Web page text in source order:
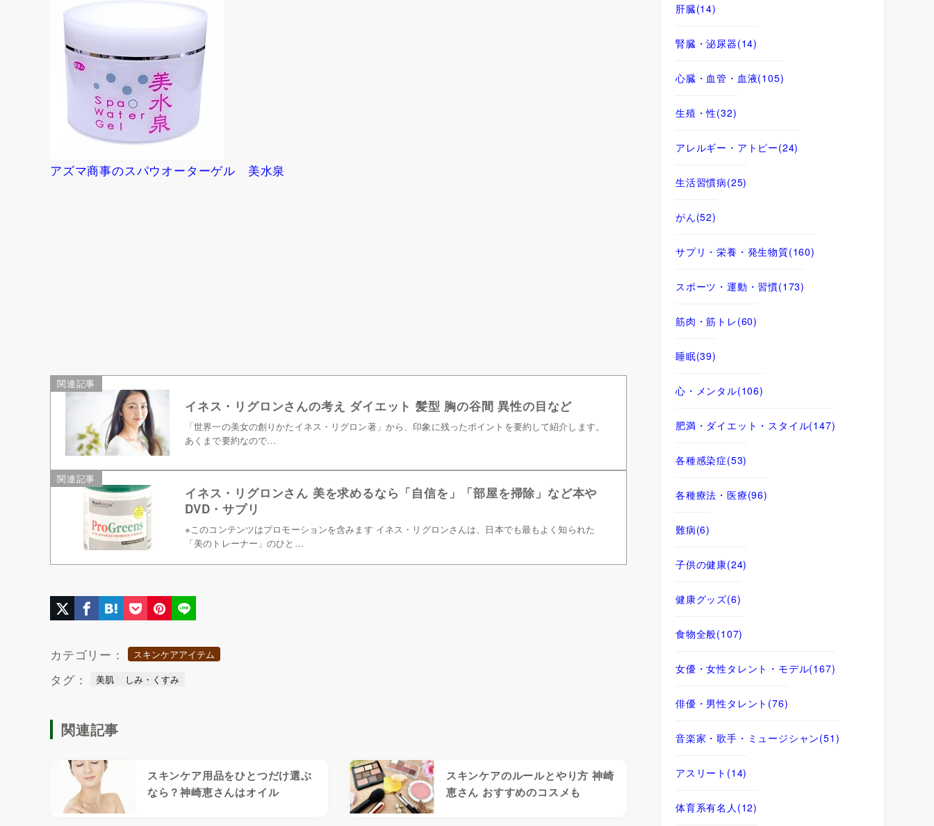
アズマ商事のスパウオーターゲル 美水泉
関連記事
イネス・リグロンさんの考え ダイエット 髪型 胸の谷間 異性の目など
「世界一の美女の創りかたイネス・リグロン著」から、印象に残ったポイントを要約して紹介します。
あくまで要約なので…
関連記事
イネス・リグロンさん 美を求めるなら「自信を」「部屋を掃除」など本や
DVD・サプリ
※このコンテンツはプロモーションを含みます イネス・リグロンさんは、日本でも最もよく知られた
「美のトレーナー」のひと…
カテゴリー： スキンケアアイテム
タグ： 美肌 しみ・くすみ
関連記事
スキンケア用品をひとつだけ選ぶ
なら？神崎恵さんはオイル
スキンケアのルールとやり方 神崎
恵さん おすすめのコスメも
肝臓(14)
腎臓・泌尿器(14)
心臓・血管・血液(105)
生殖・性(32)
アレルギー・アトピー(24)
生活習慣病(25)
がん(52)
サプリ・栄養・発生物質(160)
スポーツ・運動・習慣(173)
筋肉・筋トレ(60)
睡眠(39)
心・メンタル(106)
肥満・ダイエット・スタイル(147)
各種感染症(53)
各種療法・医療(96)
難病(6)
子供の健康(24)
健康グッズ(6)
食物全般(107)
女優・女性タレント・モデル(167)
俳優・男性タレント (76)
音楽家・歌手・ミュージシャン(51)
アスリート (14)
体育系有名人 (12)